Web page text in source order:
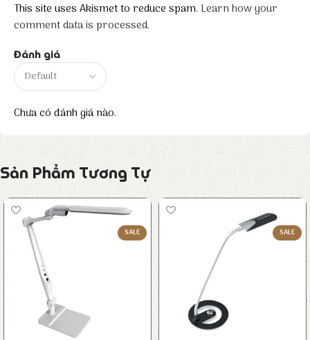
Đánh giá
Chưa có đánh giá nào.
This site uses Akismet to reduce spam. Learn how your
comment data is processed.
Sản Phẩm Tương Tự
SALE SALE